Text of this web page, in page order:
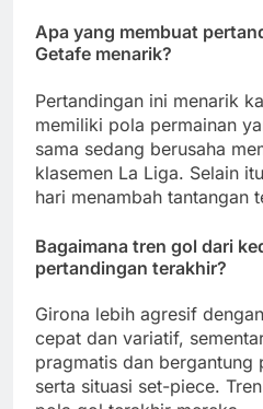
Apa yang membuat
Getafe menarik?
Pertandingan ini menarik
memiliki pola permainan
sama sedang berusaha
klasemen La Liga. Selain
hari menambah tantangan
Bagaimana tren gol dari
pertandingan terakhir?
Girona lebih agresif
cepat dan variatif,
pragmatis dan bergantung
serta situasi set-piece.